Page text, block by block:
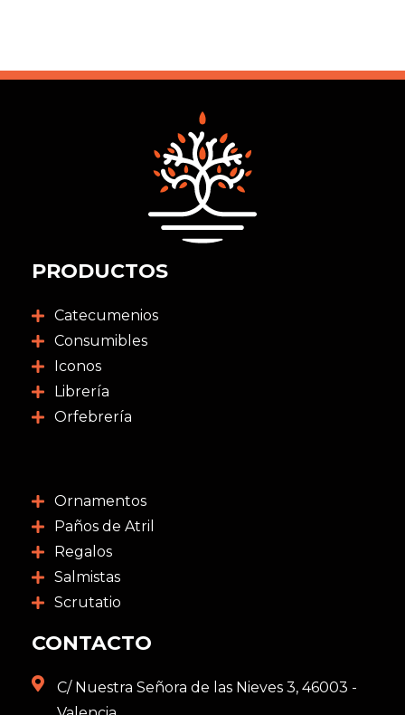
PRODUCTOS
Catecumenios
Consumibles
Iconos
Librería
Orfebrería
Ornamentos
Paños de Atril
Regalos
Salmistas
Scrutatio
CONTACTO
C/ Nuestra Señora de las Nieves 3, 46003 -